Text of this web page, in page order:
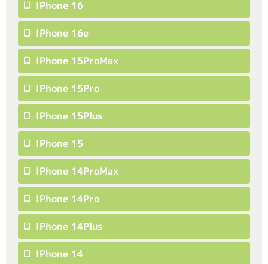
IPhone 16
IPhone 16e
IPhone 15ProMax
IPhone 15Pro
IPhone 15Plus
IPhone 15
IPhone 14ProMax
IPhone 14Pro
IPhone 14Plus
IPhone 14